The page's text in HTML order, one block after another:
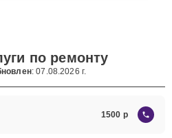
по ремонту
: 07.08.2026 г.
1500